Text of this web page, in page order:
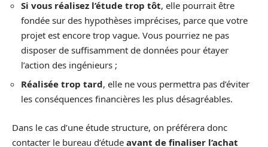
Si vous réalisez l’étude trop tôt, elle pourrait être
fondée sur des hypothèses imprécises, parce que votre
projet est encore trop vague. Vous pourriez ne pas
disposer de suffisamment de données pour étayer
l’action des ingénieurs ;
Réalisée trop tard, elle ne vous permettra pas d’éviter
les conséquences financières les plus désagréables.
Dans le cas d’une étude structure, on préférera donc
contacter le bureau d’étude avant de finaliser l’achat